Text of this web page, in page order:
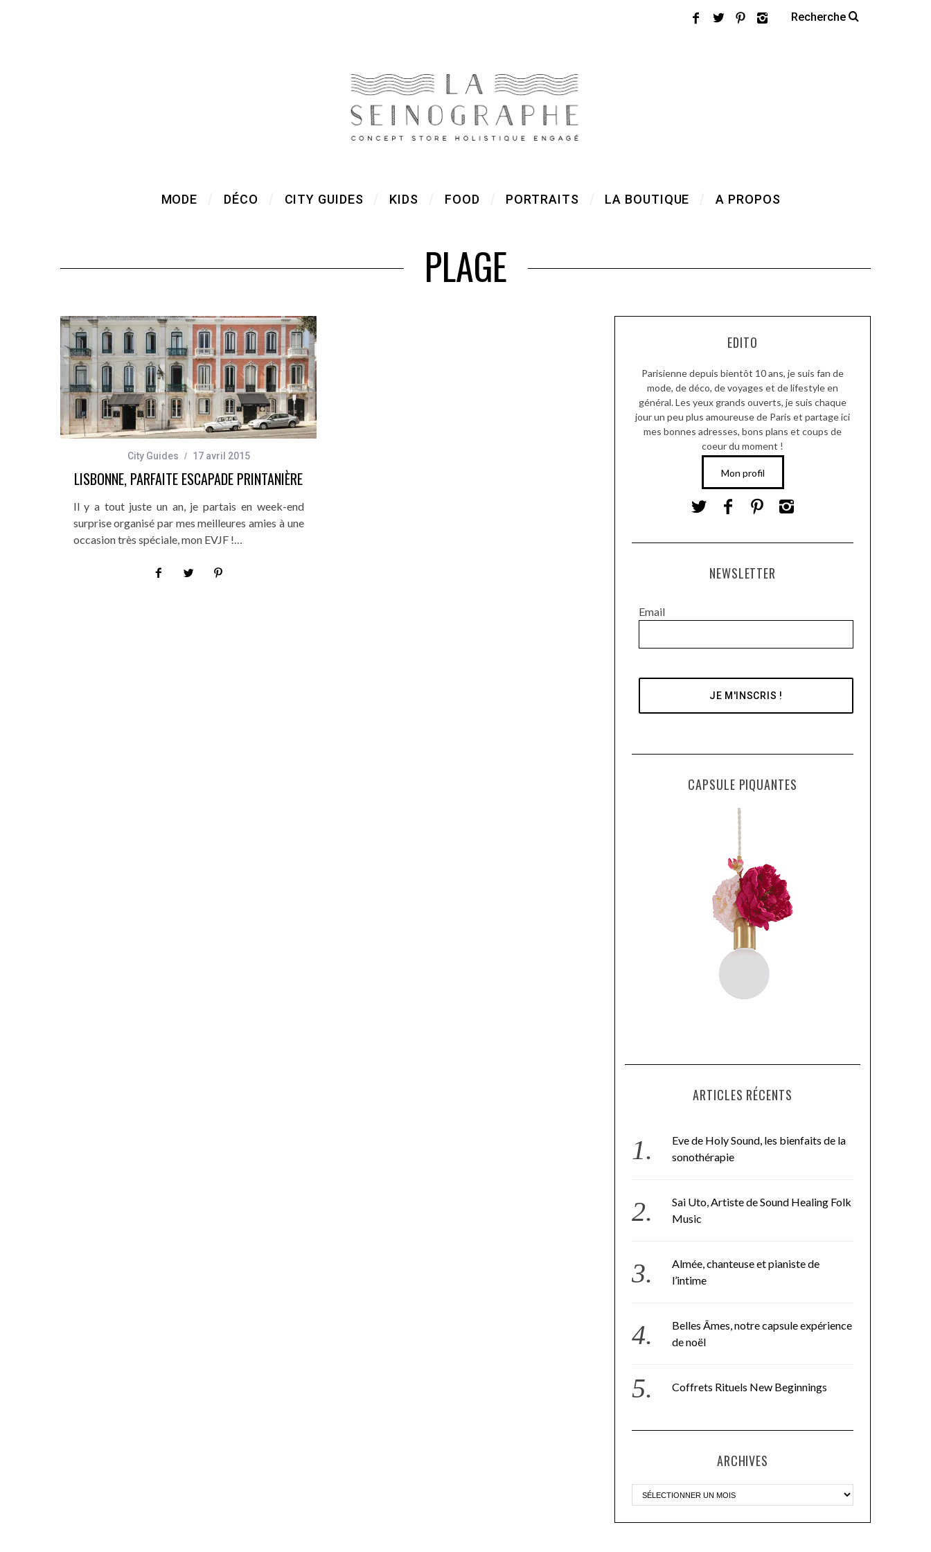
MODE DÉCO CITY GUIDES KIDS FOOD PORTRAITS LA BOUTIQUE A PROPOS
PLAGE
City Guides 17 avril 2015
LISBONNE, PARFAITE ESCAPADE PRINTANIÈRE
Il y a tout juste un an, je partais en week-end
surprise organisé par mes meilleures amies à une
occasion très spéciale, mon EVJF !…
EDITO
Parisienne depuis bientôt 10 ans, je suis fan de
mode, de déco, de voyages et de lifestyle en
général. Les yeux grands ouverts, je suis chaque
jour un peu plus amoureuse de Paris et partage ici
mes bonnes adresses, bons plans et coups de
coeur du moment !
Mon profil
NEWSLETTER
Email
CAPSULE PIQUANTES
ARTICLES RÉCENTS
Eve de Holy Sound, les bienfaits de la
sonothérapie
Sai Uto, Artiste de Sound Healing Folk
Music
Almée, chanteuse et pianiste de
l’intime
Belles Âmes, notre capsule expérience
de noël
Coffrets Rituels New Beginnings
ARCHIVES